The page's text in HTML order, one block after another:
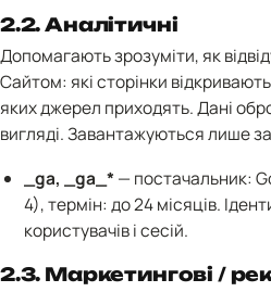
2.2. Аналітичні
Допомагають зрозуміти, як
Сайтом: які сторінки
яких джерел приходять. Дані
вигляді. Завантажуються лише
_ga, _ga_* — постачальник:
4), термін: до 24 місяців.
користувачів і сесій.
2.3. Маркетингові /